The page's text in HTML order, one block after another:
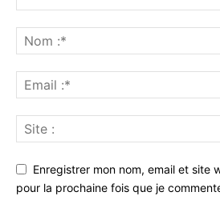
Enregistrer mon nom, email et site
pour la prochaine fois que je